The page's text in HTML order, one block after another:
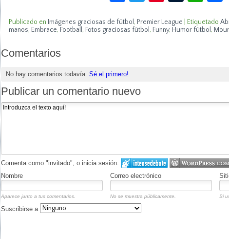
Publicado en Imágenes graciosas de fútbol , Premier League Etiquetado
manos, Embrace, Football , Fotos graciosas fútbol , Funny, Humor fútbol ,
Comentarios
No hay comentarios todavía. Sé el primero!
Publicar un comentario nuevo
Comenta como "invitado", o inicia sesión:
Nombre
Correo electrónico
Aparece junto a tus comentarios. No se muestra públicamente. Si
Suscribirse a